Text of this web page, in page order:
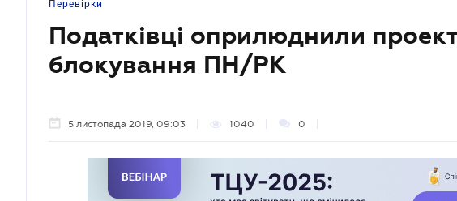
Перевірки
Податківці оприлюднили
блокування ПН/РК
5 листопада 2019, 09:03 1040 0